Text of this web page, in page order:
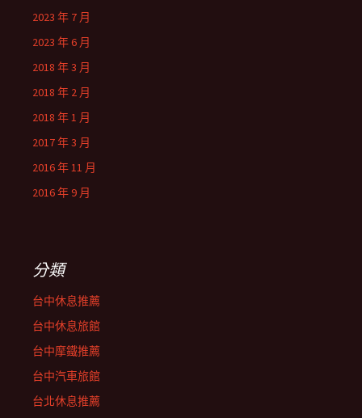
2023 年 7 月
2023 年 6 月
2018 年 3 月
2018 年 2 月
2018 年 1 月
2017 年 3 月
2016 年 11 月
2016 年 9 月
分類
台中休息推薦
台中休息旅館
台中摩鐵推薦
台中汽車旅館
台北休息推薦